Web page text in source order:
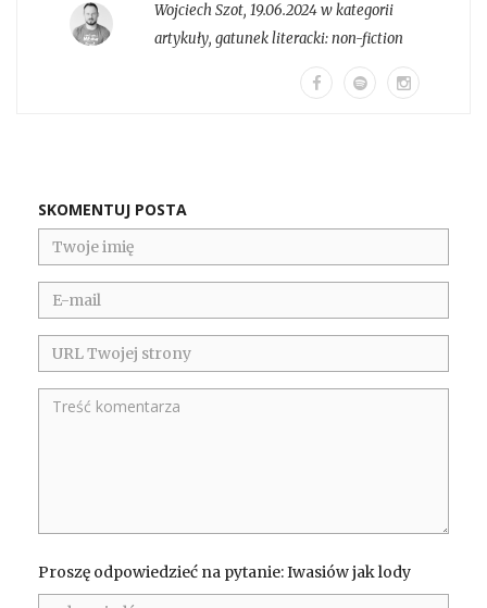
Wojciech Szot, 19.06.2024 w kategorii
artykuły, gatunek literacki:non-fiction
SKOMENTUJ POSTA
Proszę odpowiedzieć na pytanie: Iwasiów jak lody